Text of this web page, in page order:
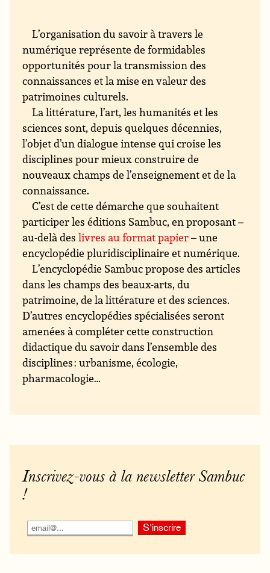
L’organisation du savoir à travers le
numérique représente de formidables
opportunités pour la transmission des
connaissances et la mise en valeur des
patrimoines culturels.
La littérature, l’art, les humanités et les
sciences sont, depuis quelques décennies,
l’objet d’un dialogue intense qui croise les
disciplines pour mieux construire de
nouveaux champs de l’enseignement et de la
connaissance.
C’est de cette démarche que souhaitent
participer les éditions Sambuc, en proposant –
au-delà deslivres au format papier– une
encyclopédie pluridisciplinaire et numérique.
L’encyclopédie Sambuc propose des articles
dans les champs des beaux-arts, du
patrimoine, de la littérature et des sciences.
D’autres encyclopédies spécialisées seront
amenées à compléter cette construction
didactique du savoir dans l’ensemble des
disciplines : urbanisme, écologie,
pharmacologie…
Inscrivez-vous à la newsletter Sambuc
!